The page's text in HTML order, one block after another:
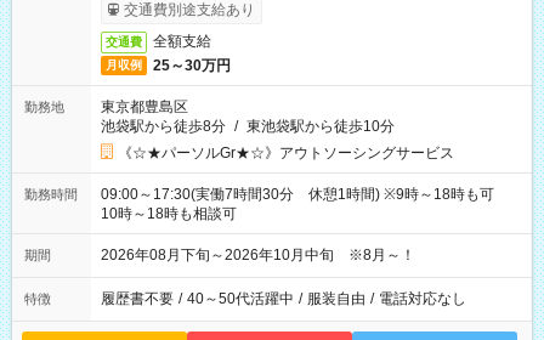
交通費別途支給あり
交通費 全額支給
月収例 25～30万円
勤務地
東京都豊島区
池袋駅から徒歩8分 / 東池袋駅から徒歩10分
《☆★パーソルGr★☆》アウトソーシングサービス
勤務時間
09:00～17:30(実働7時間30分 休憩1時間) ※9時～18時も可
10時～18時も相談可
期間 2026年08月下旬～2026年10月中旬 ※8月～！
特徴 履歴書不要 / 40～50代活躍中 / 服装自由 / 電話対応なし